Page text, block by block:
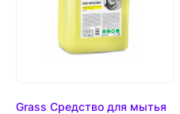
Grass Средство для мытья